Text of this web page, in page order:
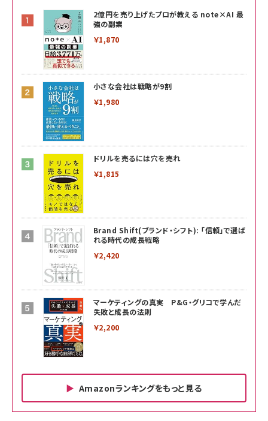
2億円を売り上げたプロが教える note×AI 最
強の副業
￥1,870
小さな会社は戦略が9割
￥1,980
ドリルを売るには穴を売れ
￥1,815
Brand Shift(ブランド・シフト): 「信頼」で選ば
れる時代の成長戦略
￥2,420
マーケティングの真実 P&G・グリコで学んだ
失敗と成長の法則
￥2,200
Amazonランキングをもっと見る